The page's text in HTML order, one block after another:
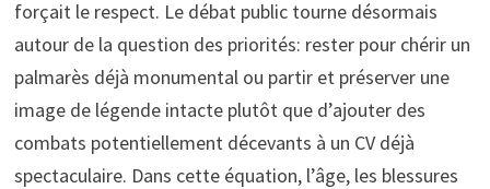
forçait le respect. Le débat public tourne désormais
autour de la question des priorités: rester pour chérir un
palmarès déjà monumental ou partir et préserver une
image de légende intacte plutôt que d’ajouter des
combats potentiellement décevants à un CV déjà
spectaculaire. Dans cette équation, l’âge, les blessures